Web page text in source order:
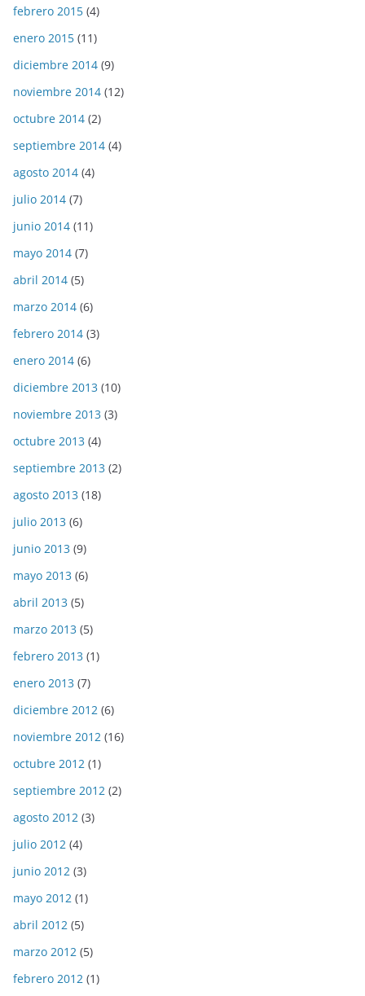
febrero 2015 (4)
enero 2015 (11)
diciembre 2014 (9)
noviembre 2014 (12)
octubre 2014 (2)
septiembre 2014 (4)
agosto 2014 (4)
julio 2014 (7)
junio 2014 (11)
mayo 2014 (7)
abril 2014 (5)
marzo 2014 (6)
febrero 2014 (3)
enero 2014 (6)
diciembre 2013 (10)
noviembre 2013 (3)
octubre 2013 (4)
septiembre 2013 (2)
agosto 2013 (18)
julio 2013 (6)
junio 2013 (9)
mayo 2013 (6)
abril 2013 (5)
marzo 2013 (5)
febrero 2013 (1)
enero 2013 (7)
diciembre 2012 (6)
noviembre 2012 (16)
octubre 2012 (1)
septiembre 2012 (2)
agosto 2012 (3)
julio 2012 (4)
junio 2012 (3)
mayo 2012 (1)
abril 2012 (5)
marzo 2012 (5)
febrero 2012 (1)